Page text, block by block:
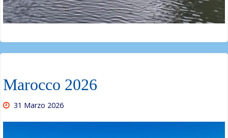
Marocco 2026
31 Marzo 2026